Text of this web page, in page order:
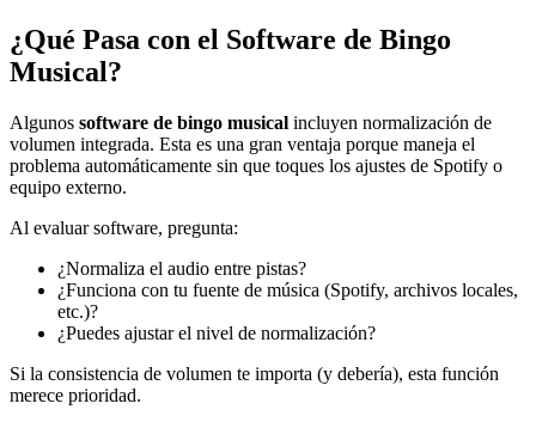
¿Qué Pasa con el Software de Bingo
Musical?
Algunos software de bingo musical incluyen normalización de
volumen integrada. Esta es una gran ventaja porque maneja el
problema automáticamente sin que toques los ajustes de Spotify o
equipo externo.
Al evaluar software, pregunta:
¿Normaliza el audio entre pistas?
¿Funciona con tu fuente de música (Spotify, archivos locales,
etc.)?
¿Puedes ajustar el nivel de normalización?
Si la consistencia de volumen te importa (y debería), esta función
merece prioridad.